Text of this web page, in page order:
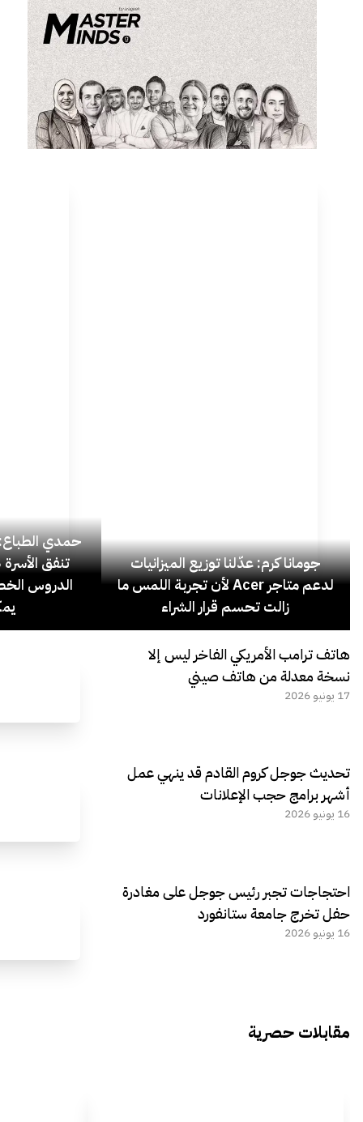
جومانا كرم: عدّلنا توزيع الميزانيات
لدعم متاجر Acer لأن تجربة اللمس ما
زالت تحسم قرار الشراء
حمدي
الدروس
هاتف ترامب الأمريكي الفاخر ليس إلا
نسخة معدلة من هاتف صيني
17 يونيو 2026
تحديث جوجل كروم القادم قد ينهي عمل
أشهر برامج حجب الإعلانات
16 يونيو 2026
احتجاجات تجبر رئيس جوجل على مغادرة
حفل تخرج جامعة ستانفورد
16 يونيو 2026
مقابلات حصرية